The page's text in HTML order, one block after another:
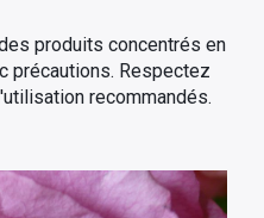
produits concentrés en
précautions. Respectez
recommandés.